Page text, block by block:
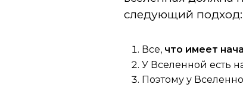
следующий подход:
Все, что имеет
У Вселенной есть
Поэтому у